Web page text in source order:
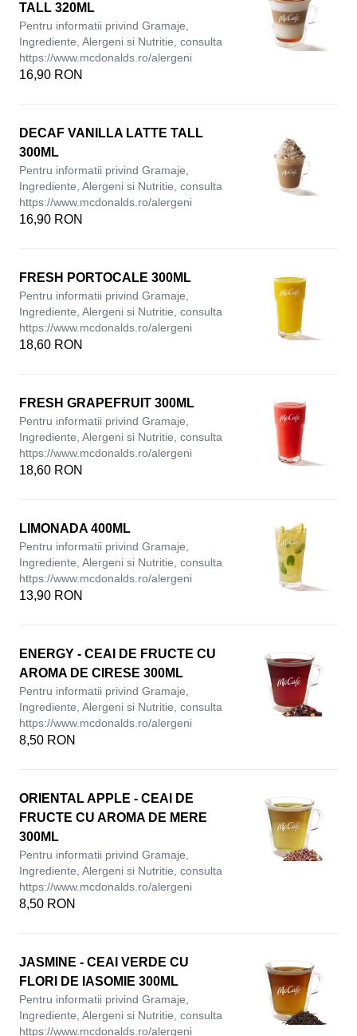
TALL 320ML
Pentru informatii privind Gramaje,
Ingrediente, Alergeni si Nutritie, consulta
https://www.mcdonalds.ro/alergeni
16,90 RON
DECAF VANILLA LATTE TALL
300ML
Pentru informatii privind Gramaje,
Ingrediente, Alergeni si Nutritie, consulta
https://www.mcdonalds.ro/alergeni
16,90 RON
FRESH PORTOCALE 300ML
Pentru informatii privind Gramaje,
Ingrediente, Alergeni si Nutritie, consulta
https://www.mcdonalds.ro/alergeni
18,60 RON
FRESH GRAPEFRUIT 300ML
Pentru informatii privind Gramaje,
Ingrediente, Alergeni si Nutritie, consulta
https://www.mcdonalds.ro/alergeni
18,60 RON
LIMONADA 400ML
Pentru informatii privind Gramaje,
Ingrediente, Alergeni si Nutritie, consulta
https://www.mcdonalds.ro/alergeni
13,90 RON
ENERGY - CEAI DE FRUCTE CU
AROMA DE CIRESE 300ML
Pentru informatii privind Gramaje,
Ingrediente, Alergeni si Nutritie, consulta
https://www.mcdonalds.ro/alergeni
8,50 RON
ORIENTAL APPLE - CEAI DE
FRUCTE CU AROMA DE MERE
300ML
Pentru informatii privind Gramaje,
Ingrediente, Alergeni si Nutritie, consulta
https://www.mcdonalds.ro/alergeni
8,50 RON
JASMINE - CEAI VERDE CU
FLORI DE IASOMIE 300ML
Pentru informatii privind Gramaje,
Ingrediente, Alergeni si Nutritie, consulta
https://www.mcdonalds.ro/alergeni